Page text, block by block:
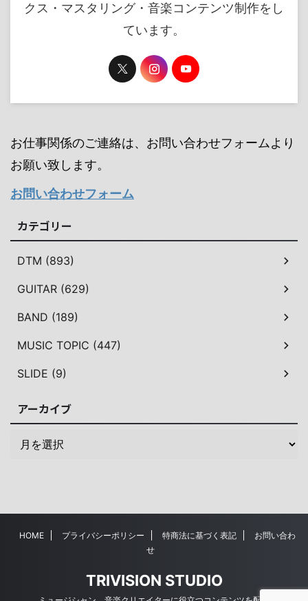
クス・マスタリング・音楽コンテンツ制作をし
ています。
お仕事関係のご連絡は、お問い合わせフォームより
お願い致します。
お問い合わせフォーム
カテゴリー
DTM (893)
GUITAR (629)
BAND (189)
MUSIC TOPIC (447)
SLIDE (9)
アーカイブ
HOME プライバシーポリシー 特商法に基づく表記
お問い合わ
せ
TRIVISION STUDIO